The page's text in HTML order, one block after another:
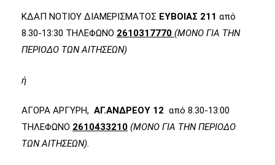
ΚΔΑΠ ΝΟΤΙΟΥ ΔΙΑΜΕΡΙΣΜΑΤΟΣ ΕΥΒΟΙΑΣ 211 από
8.30-13:30 ΤΗΛΕΦΩΝΟ 2610317770 (ΜΟΝΟ ΓΙΑ ΤΗΝ
ΠΕΡΙΟΔΟ ΤΩΝ ΑΙΤΗΣΕΩΝ)
ή
ΑΓΟΡΑ ΑΡΓΥΡΗ, ΑΓ.ΑΝΔΡΕΟΥ 12 από 8.30-13:00
ΤΗΛΕΦΩΝΟ 2610433210 (ΜΟΝΟ ΓΙΑ ΤΗΝ ΠΕΡΙΟΔΟ
ΤΩΝ ΑΙΤΗΣΕΩΝ).